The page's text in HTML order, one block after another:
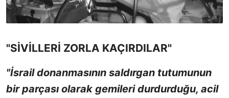
"SİVİLLERİ ZORLA KAÇIRDILAR"
"İsrail donanmasının saldırgan tutumunun
bir parçası olarak gemileri durdurduğu, acil